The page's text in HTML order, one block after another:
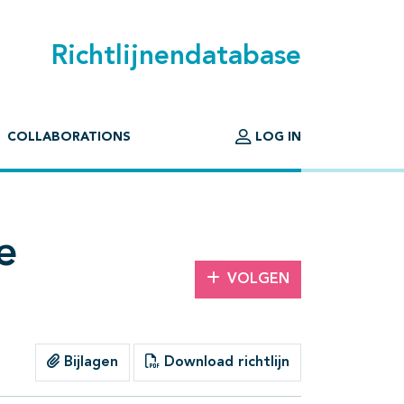
Richtlijnendatabase
COLLABORATIONS LOG IN
VOLGEN
Bijlagen Download richtlijn